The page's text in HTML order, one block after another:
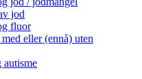
jod
fluor
eller (ennå) uten